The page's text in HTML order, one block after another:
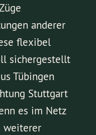
anderer
flexibel
sichergestellt
Tübingen
Stuttgart
es im Netz
weiterer